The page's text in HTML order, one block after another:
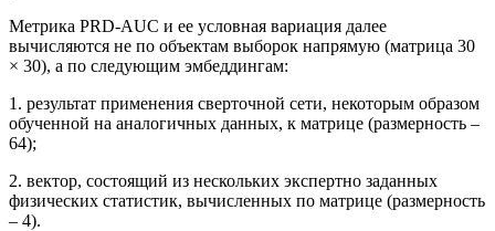
Метрика PRD-AUC и ее условная вариация далее
вычисляются не по объектам выборок напрямую (матрица 30
× 30), а по следующим эмбеддингам:
1. результат применения сверточной сети, некоторым образом
обученной на аналогичных данных, к матрице (размерность –
64);
2. вектор, состоящий из нескольких экспертно заданных
физических статистик, вычисленных по матрице (размерность
– 4).